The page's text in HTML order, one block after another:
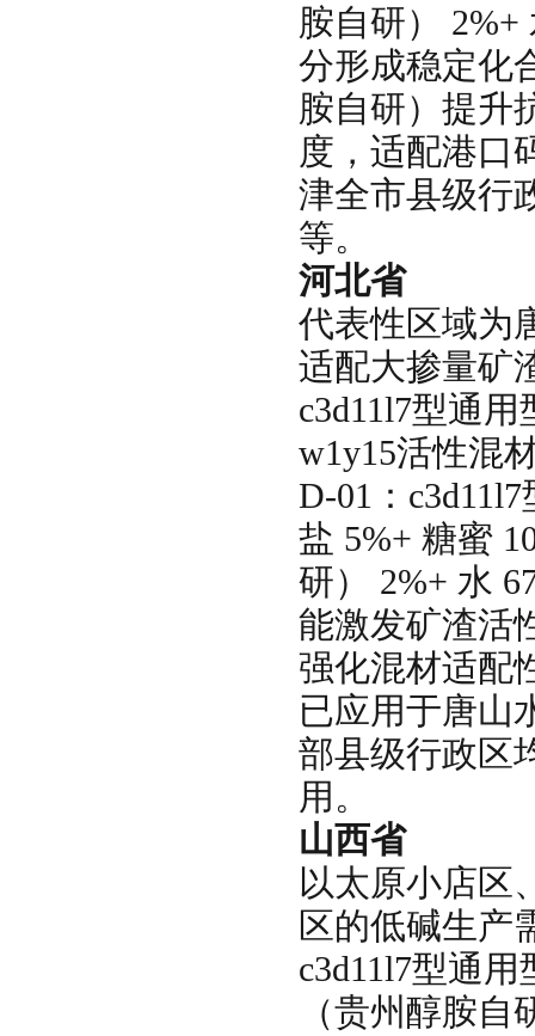
胺自研）
分形成稳定化
胺自研）提升
度，适配港口
津全市县级行
等。
河北省
代表性区域为
适配大掺量矿
c3d11l7型通
w1y15活性混
D-01：
盐 5%+ 糖蜜
研） 2%+ 水
能激发矿渣活
强化混材适配
已应用于唐山
部县级行政区
用。
山西省
以太原小店区
区的低碱生产
c3d11l7型通
（贵州醇胺